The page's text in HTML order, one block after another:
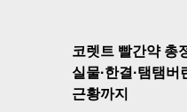
코렛트 빨간약 총
실물·한결·탬탬버
근황까지